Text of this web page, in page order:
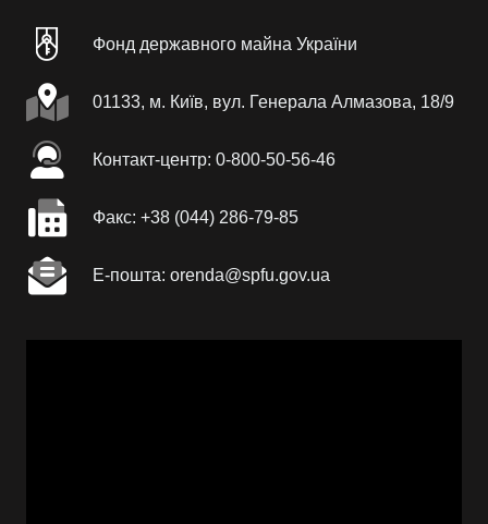
Фонд державного майна України
01133, м. Київ, вул. Генерала Алмазова, 18/9
Контакт-центр: 0-800-50-56-46
Факc: +38 (044) 286-79-85
Е-пошта: orenda@spfu.gov.ua